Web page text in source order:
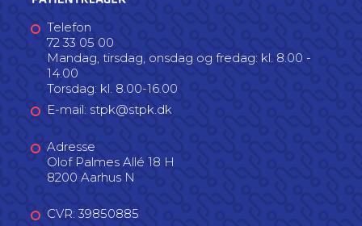
Telefon
72 33 05 00
Mandag, tirsdag, onsdag og fredag: kl. 8.00 -
14.00
Torsdag: kl. 8.00-16.00
E-mail: stpk@stpk.dk
Adresse
Olof Palmes Allé 18 H
8200 Aarhus N
CVR: 39850885